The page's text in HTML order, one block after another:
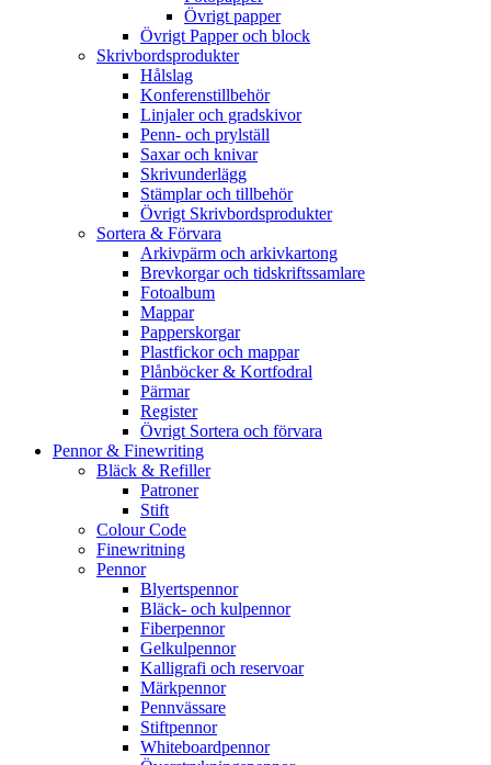
Övrigt papper
Övrigt Papper och block
Skrivbordsprodukter
Hålslag
Konferenstillbehör
Linjaler och gradskivor
Penn- och prylställ
Saxar och knivar
Skrivunderlägg
Stämplar och tillbehör
Övrigt Skrivbordsprodukter
Sortera & Förvara
Arkivpärm och arkivkartong
Brevkorgar och tidskriftssamlare
Fotoalbum
Mappar
Papperskorgar
Plastfickor och mappar
Plånböcker & Kortfodral
Pärmar
Register
Övrigt Sortera och förvara
Pennor & Finewriting
Bläck & Refiller
Patroner
Stift
Colour Code
Finewritning
Pennor
Blyertspennor
Bläck- och kulpennor
Fiberpennor
Gelkulpennor
Kalligrafi och reservoar
Märkpennor
Pennvässare
Stiftpennor
Whiteboardpennor